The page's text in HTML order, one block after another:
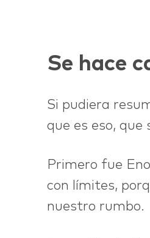
Se hace
Si pudiera
que es eso, que
Primero fue
con límites,
nuestro rumbo.